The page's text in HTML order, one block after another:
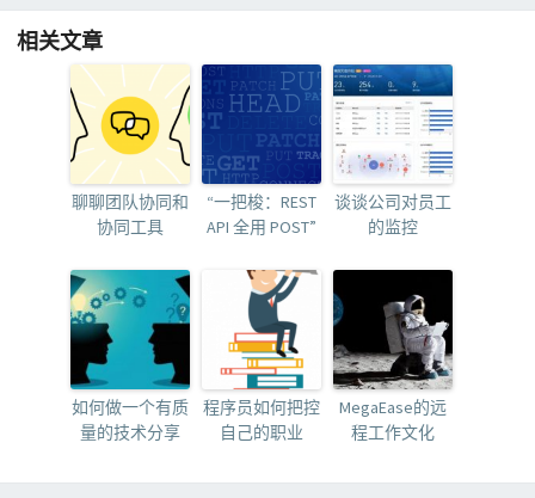
相关文章
聊聊团队协同和
协同工具
“一把梭：REST
API 全用 POST”
谈谈公司对员工
的监控
如何做一个有质
量的技术分享
程序员如何把控
自己的职业
MegaEase的远
程工作文化